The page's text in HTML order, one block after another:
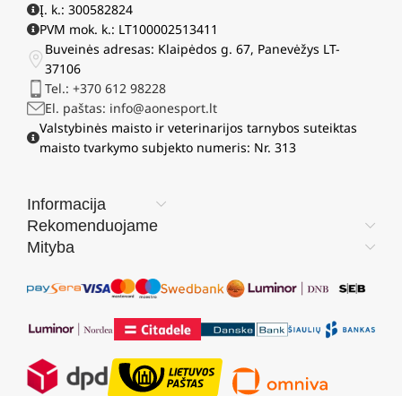
Į. k.: 300582824
PVM mok. k.: LT100002513411
Buveinės adresas: Klaipėdos g. 67, Panevėžys LT-
37106
Tel.: +370 612 98228
El. paštas: info@aonesport.lt
Valstybinės maisto ir veterinarijos tarnybos suteiktas
maisto tvarkymo subjekto numeris: Nr. 313
Informacija
Rekomenduojame
Mityba